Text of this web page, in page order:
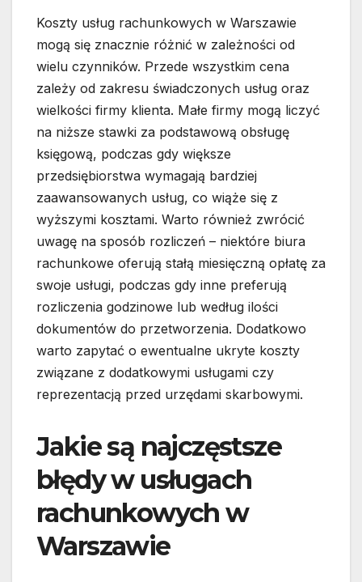
Koszty usług rachunkowych w Warszawie
mogą się znacznie różnić w zależności od
wielu czynników. Przede wszystkim cena
zależy od zakresu świadczonych usług oraz
wielkości firmy klienta. Małe firmy mogą liczyć
na niższe stawki za podstawową obsługę
księgową, podczas gdy większe
przedsiębiorstwa wymagają bardziej
zaawansowanych usług, co wiąże się z
wyższymi kosztami. Warto również zwrócić
uwagę na sposób rozliczeń – niektóre biura
rachunkowe oferują stałą miesięczną opłatę za
swoje usługi, podczas gdy inne preferują
rozliczenia godzinowe lub według ilości
dokumentów do przetworzenia. Dodatkowo
warto zapytać o ewentualne ukryte koszty
związane z dodatkowymi usługami czy
reprezentacją przed urzędami skarbowymi.
Jakie są najczęstsze
błędy w usługach
rachunkowych w
Warszawie